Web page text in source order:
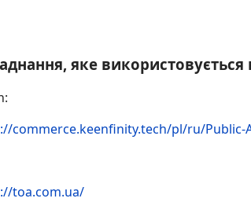
яке
commerce.keenfinity.tech/pl/ru/Public-
toa.com.ua/